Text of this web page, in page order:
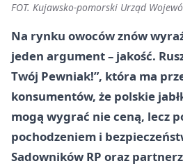
FOT. Kujawsko-pomorski Urząd
Na rynku owoców znów
jeden argument – jakość.
Twój Pewniak!”, która ma
konsumentów, że polskie
mogą wygrać nie ceną, lecz
pochodzeniem i
Sadowników RP oraz